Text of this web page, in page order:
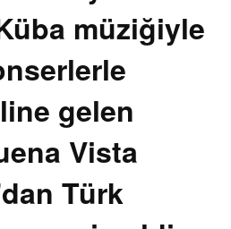
müziğiyle
gelen
Vista
Türk